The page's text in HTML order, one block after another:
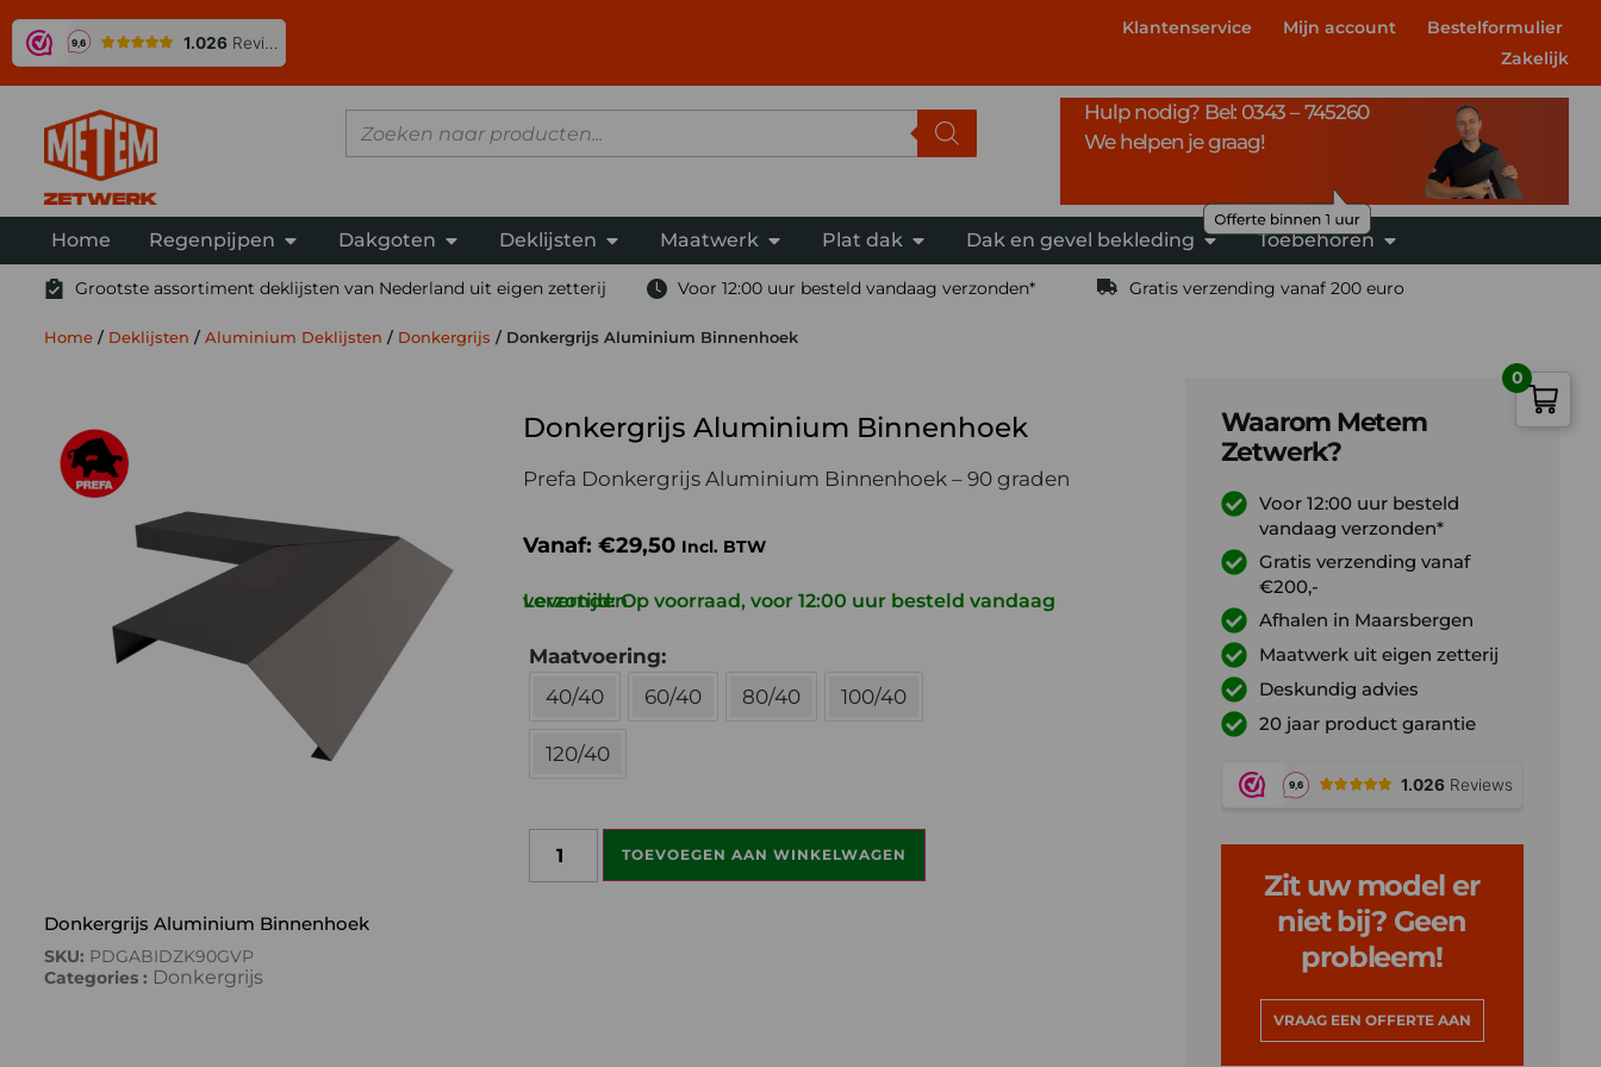
Klantenservice Mijn account
Bestelformulier
Zakelijk
Hulp nodig? Bel: 0343 – 745260
We helpen je graag!
Home Regenpijpen Dakgoten Deklijsten Maatwerk Plat dak Dak en gevel bekleding Toebehoren
Grootste assortiment deklijsten van Nederland uit eigen zetterij Voor 12:00 uur besteld vandaag verzonden* Gratis verzending vanaf 200 euro
Home/ Deklijsten / Aluminium Deklijsten / Donkergrijs / Donkergrijs Aluminium Binnenhoek
Donkergrijs Aluminium Binnenhoek
SKU: PDGABIDZK90GVP
Categories : Donkergrijs
Donkergrijs Aluminium Binnenhoek
Prefa Donkergrijs Aluminium Binnenhoek – 90 graden
Vanaf: €29,50 Incl. BTW
Levertijd: Op voorraad, voor 12:00 uur besteld vandaag verzonden
Maatvoering
40/40
60/40 80/40 100/40
120/40
TOEVOEGEN AAN WINKELWAGEN
Waarom Metem
Zetwerk?
Voor 12:00 uur besteld
vandaag verzonden*
Gratis verzending vanaf
€200,-
Afhalen in Maarsbergen
Maatwerk uit eigen zetterij
Deskundig advies
20 jaar product garantie
Zit uw model er
niet bij? Geen
probleem!
VRAAG EEN OFFERTE AAN
0